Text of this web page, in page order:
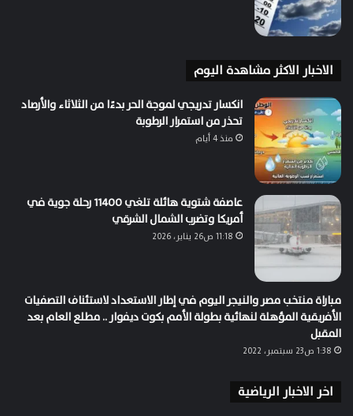
الاخبار الاكثر مشاهدة اليوم
انكسار تدريجي لموجة الحر بدءًا من الثلاثاء والأرصاد
تحذر من استمرار الرطوبة
منذ 4 أيام
عاصفة شتوية هائلة تلغي 11400 رحلة جوية في
أمريكا وتضرب الشمال الشرقي
11:18 ص26 يناير، 2026
مباراة منتخب مصر والنيجر اليوم في إطار الاستعداد لاستئناف التصفيات
الأفريقية المؤهلة لنهائية بطولة الأمم بكوت ديفوار .. مطلع العام بعد
المقبل
1:38 ص23 سبتمبر، 2022
اخر الاخبار الرياضية